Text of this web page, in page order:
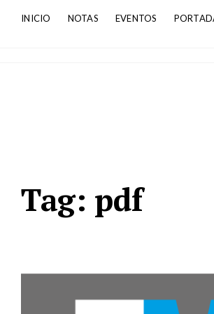
INICIO NOTAS EVENTOS
Tag: pdf